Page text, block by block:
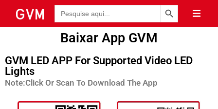
Pesquisar
por:
Botão de Pesquisa
Baixar App GVM
GVM LED APP For Supported Video LED
Lights
Note:Click Or Scan To Download The App